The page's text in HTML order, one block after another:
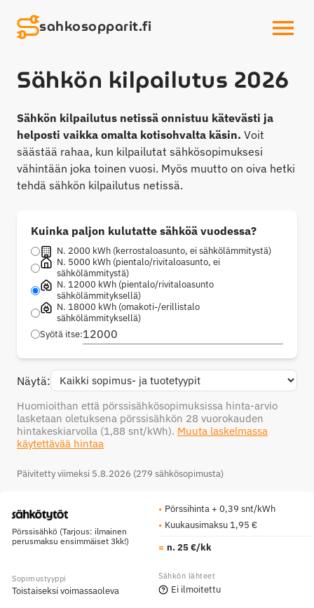
sahkosopparit.fi
Sähkön kilpailutus 2026
Sähkön kilpailutus netissä onnistuu kätevästi ja
helposti vaikka omalta kotisohvalta käsin. Voit
säästää rahaa, kun kilpailutat sähkösopimuksesi
vähintään joka toinen vuosi. Myös muutto on oiva hetki
tehdä sähkön kilpailutus netissä.
Kuinka paljon kulutatte sähköä vuodessa?
N. 2000 kWh (kerrostaloasunto, ei sähkölämmitystä)
N. 5000 kWh (pientalo/rivitaloasunto, ei
sähkölämmitystä)
N. 12000 kWh (pientalo/rivitaloasunto
sähkölämmityksellä)
N. 18000 kWh (omakoti-/erillistalo
sähkölämmityksellä)
Syötä itse:
Näytä:
Huomioithan että pörssisähkösopimuksissa hinta-arvio
lasketaan oletuksena pörssisähkön 28 vuorokauden
hintakeskiarvolla (1,88 snt/kWh). Muuta laskelmassa
käytettävää hintaa
Päivitetty viimeksi 5.8.2026 (279 sähkösopimusta)
Pörssisähkö (Tarjous: ilmainen
perusmaksu ensimmäiset 3kk!)
Pörssihinta + 0,39 snt/kWh
Kuukausimaksu 1,95 €
n. 25 €/kk
Toistaiseksi voimassaoleva Ei ilmoitettu